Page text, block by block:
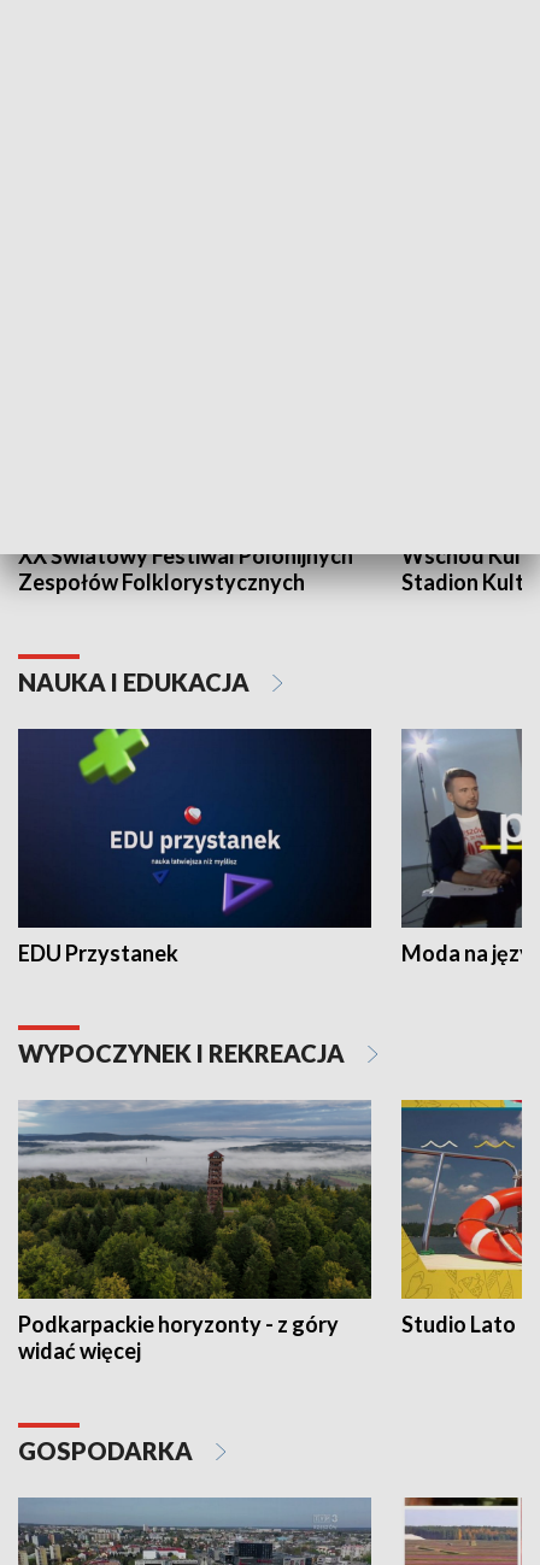
XX Światowy Festiwal Polonijnych
Zespołów Folklorystycznych
Wschód
Stadion
NAUKA I EDUKACJA
EDU Przystanek Moda na
WYPOCZYNEK I REKREACJA
Podkarpackie horyzonty - z góry
widać więcej
Studio Lato
GOSPODARKA